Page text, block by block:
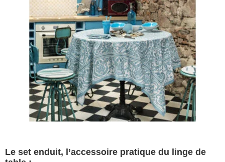
Le set enduit, l’accessoire pratique du linge de